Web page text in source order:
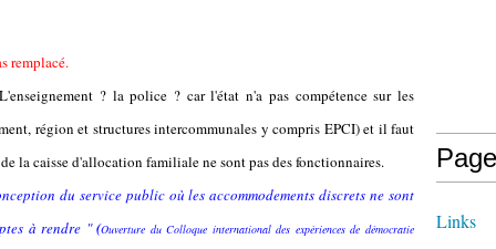
remplacé.
? la police ? car l'état n'a pas compétence sur les
région et structures intercommunales y compris EPCI) et il faut
la caisse d'allocation familiale ne sont pas des fonctionnaires.
du service public où les accommodements discrets ne sont
à rendre "(Ouverture du Colloque international des expériences de démocratie Links